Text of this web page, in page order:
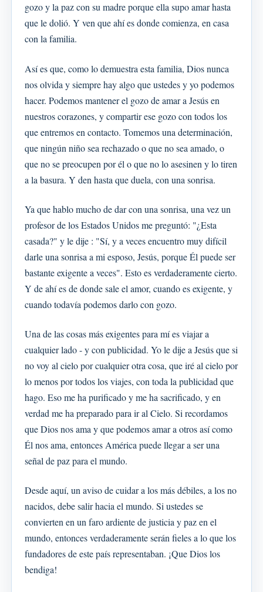
gozo y la paz con su madre porque ella supo amar hasta
que le dolió. Y ven que ahí es donde comienza, en casa
con la familia.
Así es que, como lo demuestra esta familia, Dios nunca
nos olvida y siempre hay algo que ustedes y yo podemos
hacer. Podemos mantener el gozo de amar a Jesús en
nuestros corazones, y compartir ese gozo con todos los
que entremos en contacto. Tomemos una determinación,
que ningún niño sea rechazado o que no sea amado, o
que no se preocupen por él o que no lo asesinen y lo tiren
a la basura. Y den hasta que duela, con una sonrisa.
Ya que hablo mucho de dar con una sonrisa, una vez un
profesor de los Estados Unidos me preguntó: "¿Esta
casada?" y le dije : "Sí, y a veces encuentro muy difícil
darle una sonrisa a mi esposo, Jesús, porque Él puede ser
bastante exigente a veces". Esto es verdaderamente cierto.
Y de ahí es de donde sale el amor, cuando es exigente, y
cuando todavía podemos darlo con gozo.
Una de las cosas más exigentes para mí es viajar a
cualquier lado - y con publicidad. Yo le dije a Jesús que si
no voy al cielo por cualquier otra cosa, que iré al cielo por
lo menos por todos los viajes, con toda la publicidad que
hago. Eso me ha purificado y me ha sacrificado, y en
verdad me ha preparado para ir al Cielo. Si recordamos
que Dios nos ama y que podemos amar a otros así como
Él nos ama, entonces América puede llegar a ser una
señal de paz para el mundo.
Desde aquí, un aviso de cuidar a los más débiles, a los no
nacidos, debe salir hacia el mundo. Si ustedes se
convierten en un faro ardiente de justicia y paz en el
mundo, entonces verdaderamente serán fieles a lo que los
fundadores de este país representaban. ¡Que Dios los
bendiga!